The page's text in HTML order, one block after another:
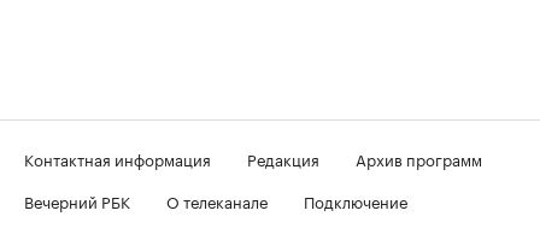
Контактная информация Редакция
Архив программ
Вечерний РБК
О телеканале
Подключение